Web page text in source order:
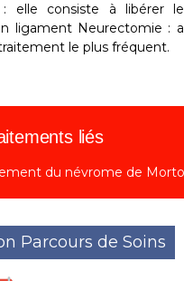
: elle consiste à libérer
ligament Neurectomie :
le plus fréquent.
liés
du névrome de
Parcours de Soins